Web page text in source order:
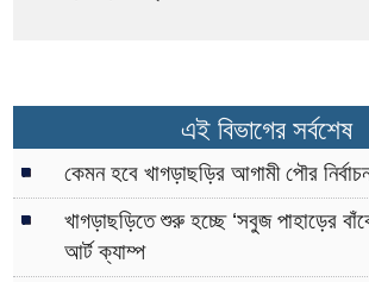
এই বিভাগের সর্বশেষ
কেমন হবে খাগড়াছড়ির আগামী পৌর
খাগড়াছড়িতে শুরু হচ্ছে ‘সবুজ পাহাড়ের
আর্ট ক্যাম্প